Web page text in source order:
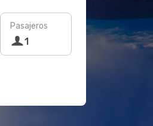
Pasajeros
1